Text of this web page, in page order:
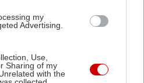
my
Advertising.
Use,
Sharing of my
with the